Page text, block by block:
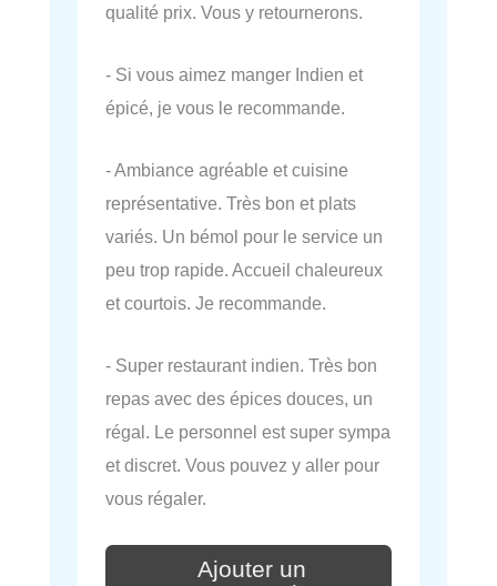
qualité prix. Vous y retournerons.
- Si vous aimez manger Indien et
épicé, je vous le recommande.
- Ambiance agréable et cuisine
représentative. Très bon et plats
variés. Un bémol pour le service un
peu trop rapide. Accueil chaleureux
et courtois. Je recommande.
- Super restaurant indien. Très bon
repas avec des épices douces, un
régal. Le personnel est super sympa
et discret. Vous pouvez y aller pour
vous régaler.
Ajouter un